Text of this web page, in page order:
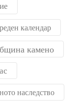
календар
камено
наследство